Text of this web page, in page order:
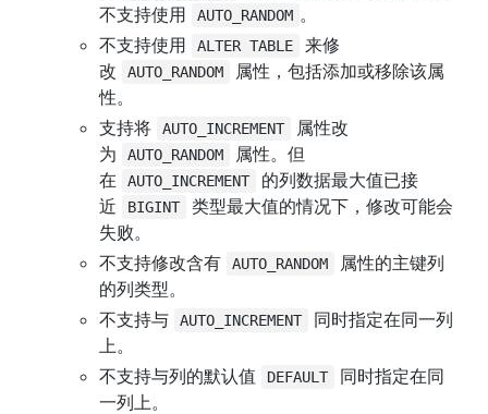
不支持使用
AUTO_RANDOM 。
不支持使用
ALTER TABLE
来修
改
AUTO_RANDOM
属性，包括添加或移除该属
性。
支持将
AUTO_INCREMENT
属性改
为
AUTO_RANDOM
属性。但
在
AUTO_INCREMENT
的列数据最大值已接
近
BIGINT
类型最大值的情况下，修改可能会
失败。
不支持修改含有
AUTO_RANDOM
属性的主键列
的列类型。
不支持与
AUTO_INCREMENT
同时指定在同一列
上。
不支持与列的默认值
DEFAULT
同时指定在同
一列上。